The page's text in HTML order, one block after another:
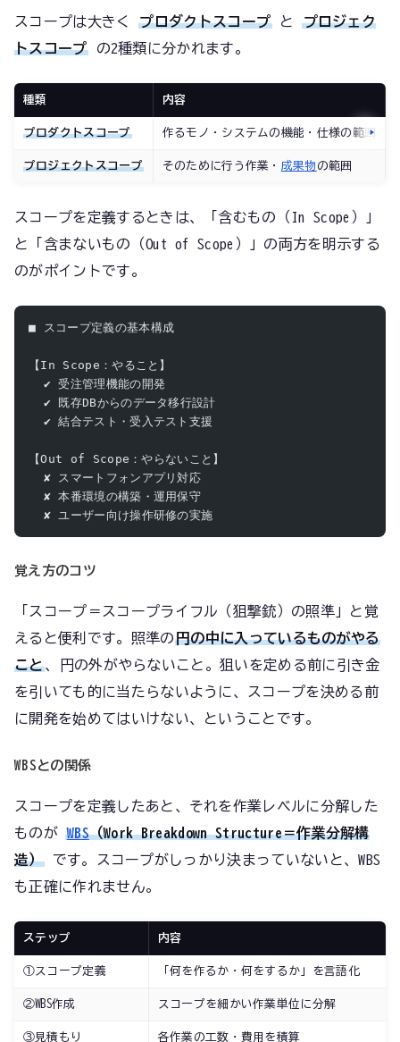
スコープは大きく プロダクトスコープと プロジェク
トスコープ の2種類に分かれます。
種類 内容
プロダクトスコープ 作るモノ・システムの機能・仕様の範囲
プロジェクトスコープ そのために行う作業・ 成果物 の範囲
スコープを定義するときは、「含むもの（In Scope）」
と「含まないもの（Out of Scope）」の両方を明示する
のがポイントです。
■ スコープ定義の基本構成
【In Scope：やること】
  ✔ 受注管理機能の開発
  ✔ 既存DBからのデータ移行設計
  ✔ 結合テスト・受入テスト支援
【Out of Scope：やらないこと】
  ✘ スマートフォンアプリ対応
  ✘ 本番環境の構築・運用保守
  ✘ ユーザー向け操作研修の実施
覚え方のコツ
「スコープ＝スコープライフル（狙撃銃）の照準」と覚
えると便利です。照準の円の中に入っているものがやる
こと、円の外がやらないこと。狙いを定める前に引き金
を引いても的に当たらないように、スコープを決める前
に開発を始めてはいけない、ということです。
WBSとの関係
スコープを定義したあと、それを作業レベルに分解した
ものがWBS（Work Breakdown Structure＝作業分解構
造） です。スコープがしっかり決まっていないと、WBS
も正確に作れません。
ステップ 内容
①スコープ定義 「何を作るか・何をするか」を言語化
②WBS作成 スコープを細かい作業単位に分解
③見積もり 各作業の工数・費用を積算